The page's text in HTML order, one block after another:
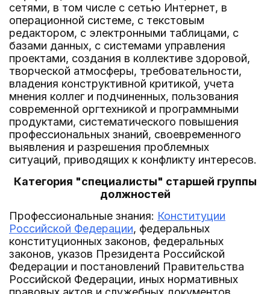
сетями, в том числе с сетью Интернет, в
операционной системе, с текстовым
редактором, с электронными таблицами, с
базами данных, с системами управления
проектами, создания в коллективе здоровой,
творческой атмосферы, требовательности,
владения конструктивной критикой, учета
мнения коллег и подчиненных, пользования
современной оргтехникой и программными
продуктами, систематического повышения
профессиональных знаний, своевременного
выявления и разрешения проблемных
ситуаций, приводящих к конфликту интересов.
Категория "специалисты" старшей группы
должностей
Профессиональные знания: Конституции
Российской Федерации, федеральных
конституционных законов, федеральных
законов, указов Президента Российской
Федерации и постановлений Правительства
Российской Федерации, иных нормативных